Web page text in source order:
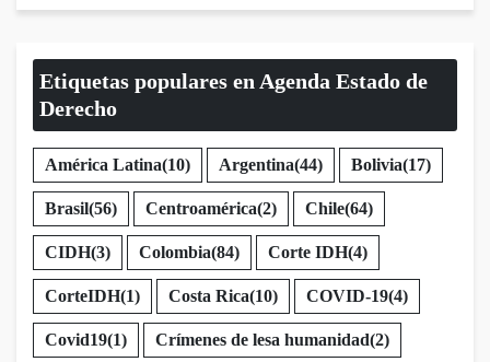
Etiquetas populares en Agenda Estado de
Derecho
América Latina(10) Argentina(44) Bolivia(17)
Brasil(56) Centroamérica(2) Chile(64)
CIDH(3) Colombia(84) Corte IDH(4)
CorteIDH(1) Costa Rica(10) COVID-19(4)
Covid19(1) Crímenes de lesa humanidad(2)